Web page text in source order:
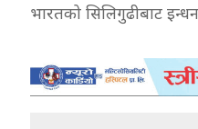
भारतको सिलिगुढीबाट